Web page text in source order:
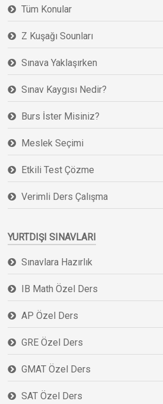
Tüm Konular
Z Kuşağı Sounları
Sınava Yaklaşırken
Sınav Kaygısı Nedir?
Burs İster Misiniz?
Meslek Seçimi
Etkili Test Çözme
Verimli Ders Çalışma
YURTDIŞI SINAVLARI
Sınavlara Hazırlık
IB Math Özel Ders
AP Özel Ders
GRE Özel Ders
GMAT Özel Ders
SAT Özel Ders